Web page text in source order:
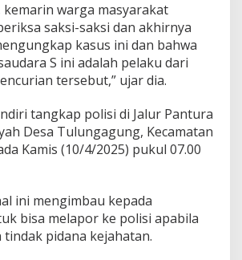
kemarin warga masyarakat
saksi-saksi dan akhirnya
kasus ini dan bahwa
S ini adalah pelaku dari
tersebut,” ujar dia.
tangkap polisi di Jalur Pantura
Desa Tulungagung, Kecamatan
Kamis (10/4/2025) pukul 07.00
ini mengimbau kepada
bisa melapor ke polisi apabila
pidana kejahatan.